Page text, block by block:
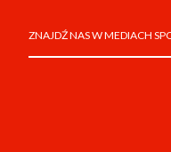
ZNAJDŹ NAS W MEDIACH